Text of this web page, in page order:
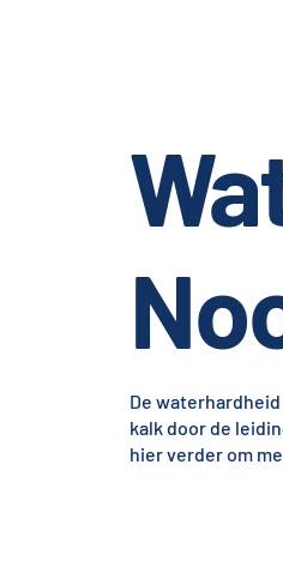
De
kalk door de
hier verder om